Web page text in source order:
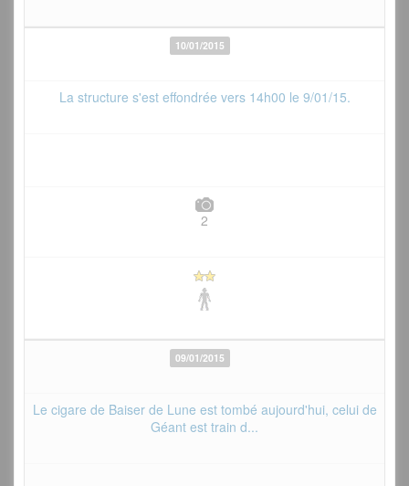
10/01/2015
La structure s'est effondrée vers 14h00 le 9/01/15.
2
09/01/2015
Le cigare de Baiser de Lune est tombé aujourd'hui, celui de
Géant est train d...